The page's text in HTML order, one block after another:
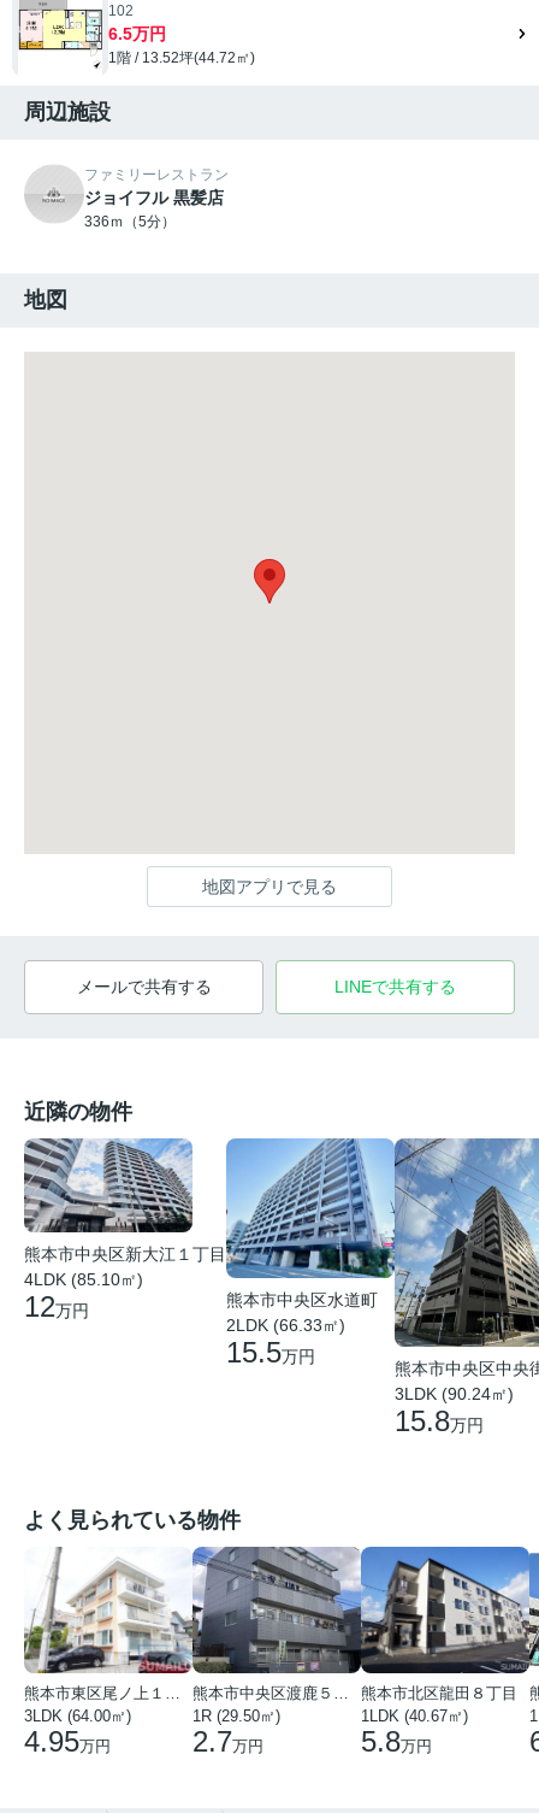
102
6.5万円
1階 / 13.52坪(44.72㎡)
周辺施設
ファミリーレストラン
ジョイフル 黒髪店
336ｍ（5分）
地図
地図アプリで見る
メールで共有する LINEで共有する
近隣の物件
熊本市中央区新大江１丁目
4LDK (85.10㎡)
12万円
熊本市中央区水道町
2LDK (66.33㎡)
15.5万円
熊本市中央区中央
3LDK (90.24㎡)
15.8万円
よく見られている物件
3LDK (64.00㎡)
4.95万円
1R (29.50㎡)
2.7万円
熊本市北区龍田８丁目
1LDK (40.67㎡)
5.8万円